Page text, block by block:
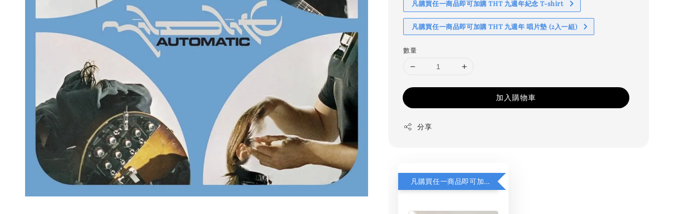
凡購買任一商品即可加購 THT 九週年紀念 T-shirt
凡購買任一商品即可加購 THT 九週年 唱片墊 (2入一組)
數量
加入購物車
分享
凡購買任一商品即可加購 THT 九週年 同一片天空 無框畫 30 x 30 cm 附掛勾 (黑膠封面大小）